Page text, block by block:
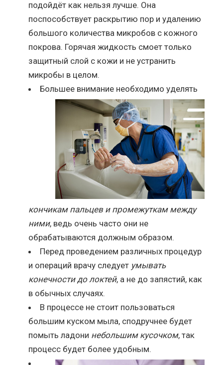
подойдёт как нельзя лучше. Она
поспособствует раскрытию пор и удалению
большого количества микробов с кожного
покрова. Горячая жидкость смоет только
защитный слой с кожи и не устранить
микробы в целом.
Большее внимание необходимо уделять
кончикам пальцев и промежуткам между
ними, ведь очень часто они не
обрабатываются должным образом.
Перед проведением различных процедур
и операций врачу следует умывать
конечности до локтей, а не до запястий, как
в обычных случаях.
В процессе не стоит пользоваться
большим куском мыла, сподручнее будет
помыть ладони небольшим кусочком, так
процесс будет более удобным.